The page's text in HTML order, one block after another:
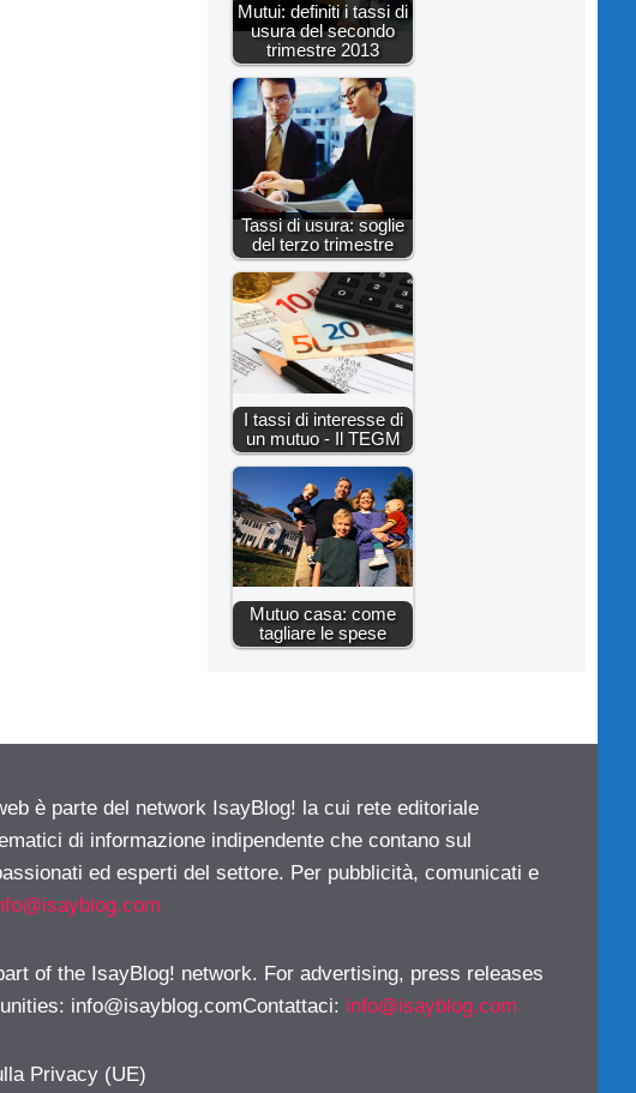
Mutui: definiti i tassi di
usura del secondo
trimestre 2013
Tassi di usura: soglie
del terzo trimestre
I tassi di interesse di
un mutuo - Il TEGM
Mutuo casa: come
tagliare le spese
è parte del network IsayBlog! la cui rete editoriale
di informazione indipendente che contano sul
ed esperti del settore. Per pubblicità, comunicati e
of the IsayBlog! network. For advertising, press releases
info@isayblog.comContattaci: info@isayblog.com
Privacy (UE)